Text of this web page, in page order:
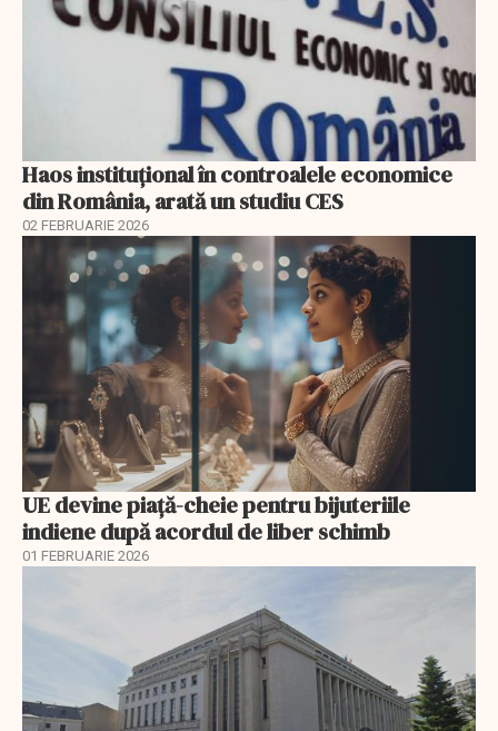
Haos instituțional în controalele economice
din România, arată un studiu CES
02 FEBRUARIE 2026
UE devine piață-cheie pentru bijuteriile
indiene după acordul de liber schimb
01 FEBRUARIE 2026